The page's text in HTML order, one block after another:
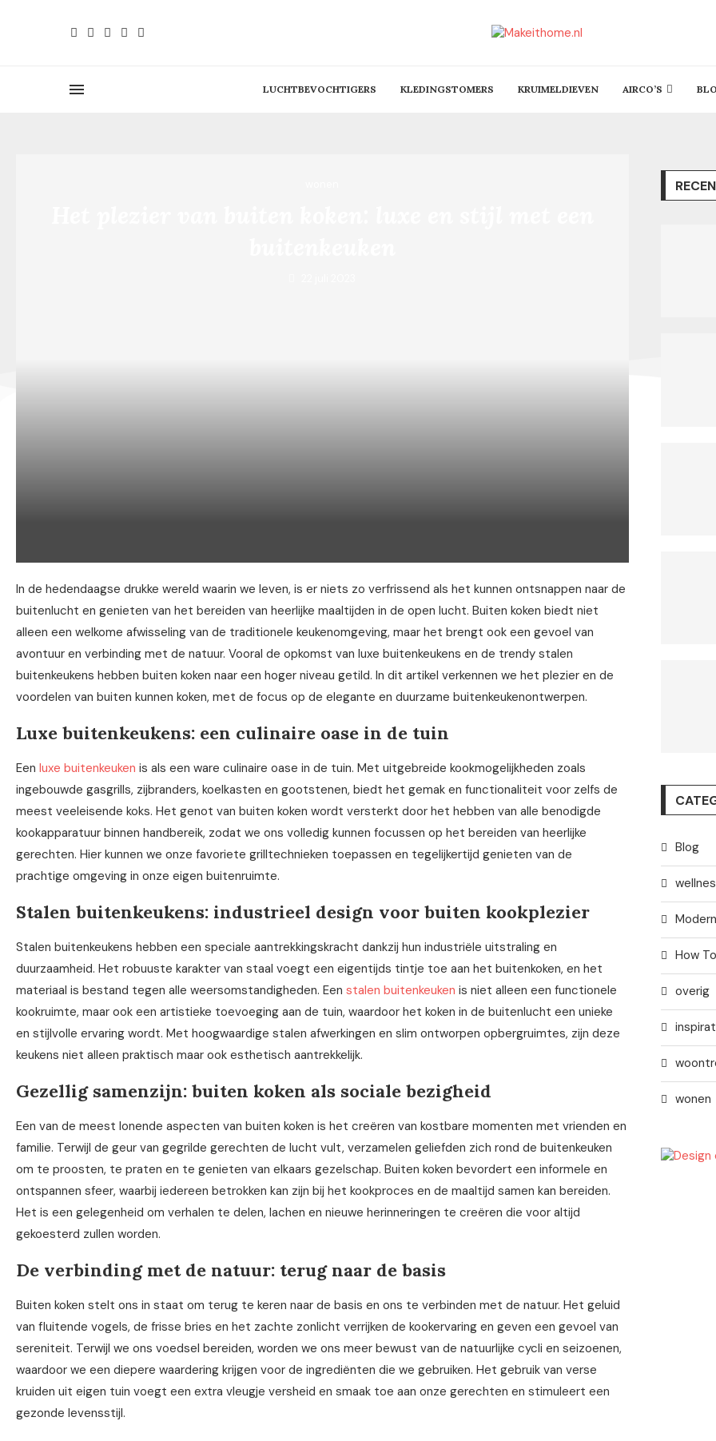
LUCHTBEVOCHTIGERS KLEDINGSTOMERS KRUIMELDIEVEN AIRCO’S
In de hedendaagse drukke wereld waarin we leven, is er niets zo verfrissend als het kunnen ontsnappen naar de
buitenlucht en genieten van het bereiden van heerlijke maaltijden in de open lucht. Buiten koken biedt niet
alleen een welkome afwisseling van de traditionele keukenomgeving, maar het brengt ook een gevoel van
avontuur en verbinding met de natuur. Vooral de opkomst van luxe buitenkeukens en de trendy stalen
buitenkeukens hebben buiten koken naar een hoger niveau getild. In dit artikel verkennen we het plezier en de
voordelen van buiten kunnen koken, met de focus op de elegante en duurzame buitenkeukenontwerpen.
Luxe buitenkeukens: een culinaire oase in de tuin
Een luxe buitenkeuken is als een ware culinaire oase in de tuin. Met uitgebreide kookmogelijkheden zoals
ingebouwde gasgrills, zijbranders, koelkasten en gootstenen, biedt het gemak en functionaliteit voor zelfs de
meest veeleisende koks. Het genot van buiten koken wordt versterkt door het hebben van alle benodigde
kookapparatuur binnen handbereik, zodat we ons volledig kunnen focussen op het bereiden van heerlijke
gerechten. Hier kunnen we onze favoriete grilltechnieken toepassen en tegelijkertijd genieten van de
prachtige omgeving in onze eigen buitenruimte.
Stalen buitenkeukens: industrieel design voor buiten kookplezier
Stalen buitenkeukens hebben een speciale aantrekkingskracht dankzij hun industriële uitstraling en
duurzaamheid. Het robuuste karakter van staal voegt een eigentijds tintje toe aan het buitenkoken, en het
materiaal is bestand tegen alle weersomstandigheden. Een stalen buitenkeuken is niet alleen een functionele
kookruimte, maar ook een artistieke toevoeging aan de tuin, waardoor het koken in de buitenlucht een unieke
en stijlvolle ervaring wordt. Met hoogwaardige stalen afwerkingen en slim ontworpen opbergruimtes, zijn deze
keukens niet alleen praktisch maar ook esthetisch aantrekkelijk.
Gezellig samenzijn: buiten koken als sociale bezigheid
Een van de meest lonende aspecten van buiten koken is het creëren van kostbare momenten met vrienden en
familie. Terwijl de geur van gegrilde gerechten de lucht vult, verzamelen geliefden zich rond de buitenkeuken
om te proosten, te praten en te genieten van elkaars gezelschap. Buiten koken bevordert een informele en
ontspannen sfeer, waarbij iedereen betrokken kan zijn bij het kookproces en de maaltijd samen kan bereiden.
Het is een gelegenheid om verhalen te delen, lachen en nieuwe herinneringen te creëren die voor altijd
gekoesterd zullen worden.
De verbinding met de natuur: terug naar de basis
Buiten koken stelt ons in staat om terug te keren naar de basis en ons te verbinden met de natuur. Het geluid
van fluitende vogels, de frisse bries en het zachte zonlicht verrijken de kookervaring en geven een gevoel van
sereniteit. Terwijl we ons voedsel bereiden, worden we ons meer bewust van de natuurlijke cycli en seizoenen,
waardoor we een diepere waardering krijgen voor de ingrediënten die we gebruiken. Het gebruik van verse
kruiden uit eigen tuin voegt een extra vleugje versheid en smaak toe aan onze gerechten en stimuleert een
gezonde levensstijl.
Blog
How To
overig
wonen